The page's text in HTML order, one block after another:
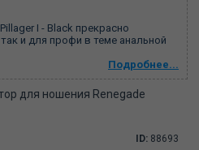
I - Black прекрасно
и для профи в теме анальной
Подробнее...
для ношения Renegade
ID: 88693